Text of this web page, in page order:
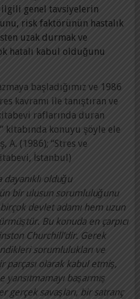
ilgili genel tavsiyelerin
risk faktörünün hastalık
uzak durmak ve
hatalı kabul olduğunu
başladığımız ve 1986
kavramı ile tanıştıran ve
raflarında duran
kitabında konuyu şöyle ele
A. (1986); “Stres ve
İstanbul)
dayanıklı olduğu
bir ulusun sorumluluğunu
birçok devlet adamı hem uzun
Bu konuda en çarpıcı
Churchill’dir. Gerek
sorumlulukları ve
parçası olarak kabul etmiş,
başarmış
gerçek savaşları, bir satranç